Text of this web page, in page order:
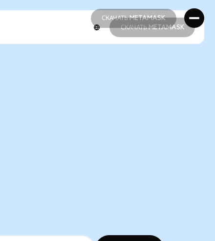
СКАЧАТЬ METAMASK
СКАЧАТЬ METAMASK
СКАЧАТЬ METAMASK